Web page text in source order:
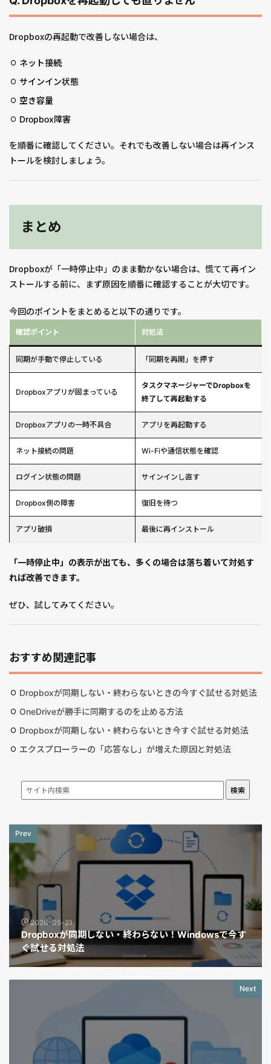
Dropboxの再起動で改善しない場合は、
ネット接続
サインイン状態
空き容量
Dropbox障害
を順番に確認してください。それでも改善しない場合は再インス
トールを検討しましょう。
まとめ
Dropboxが「一時停止中」のまま動かない場合は、慌てて再イン
ストールする前に、まず原因を順番に確認することが大切です。
今回のポイントをまとめると以下の通りです。
確認ポイント 対処法
同期が手動で停止している 「同期を再開」を押す
Dropboxアプリが固まっている
タスクマネージャーでDropboxを
終了して再起動する
Dropboxアプリの一時不具合 アプリを再起動する
ネット接続の問題 Wi-Fiや通信状態を確認
ログイン状態の問題 サインインし直す
Dropbox側の障害 復旧を待つ
アプリ破損 最後に再インストール
「一時停止中」の表示が出ても、多くの場合は落ち着いて対処す
れば改善できます。
ぜひ、試してみてください。
おすすめ関連記事
Dropboxが同期しない・終わらないときの今すぐ試せる対処法
OneDriveが勝手に同期するのを止める方法
Dropboxが同期しない・終わらないとき今すぐ試せる対処法
エクスプローラーの「応答なし」が増えた原因と対処法
検索
Prev
2026-05-21
Dropboxが同期しない・終わらない！Windowsで今す
ぐ試せる対処法
Next